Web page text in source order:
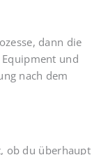
dann die
und
nach dem
ob du überhaupt